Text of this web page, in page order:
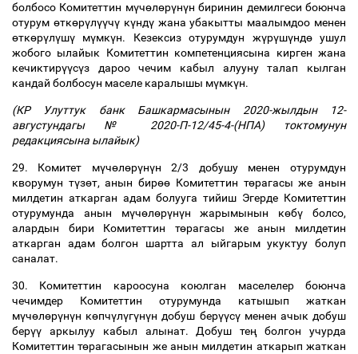
болбосо Комитеттин мүчөлөрүнүн биринин демилгеси боюнча
отурум өткөрүлүүчүкүндүжана убакытты маалымдоо менен
өткөрүлүшү мүмкүн. Кезексиз отурумдун жүрүшүндөушул
жобого ылайык Комитеттин компетенциясына кирген жана
кечиктирүүсүз дароо чечим кабыл алууну талап кылган
кандай болбосун маселе каралышы мүмкүн.
(КР Улуттук банк Башкармасынын 2020-жылдын 12-
августундагы № 2020-П-12/45-4-(НПА) токтомунун
редакциясына ылайык)
29. Комитет мүчөлөрүнүн 2/3 добушу менен отурумдун
кворумун түзөт, анын бирөө Комитеттин төрагасы же анын
милдетин аткарган адам болууга тийиш Эгерде Комитеттин
отурумунда анын мүчөлөрүнүн жарымынын көбү болсо,
алардын бири Комитеттин төрагасы же анын милдетин
аткарган адам болгон шартта ал ыйгарым укуктуу болуп
саналат.
30. Комитеттин кароосуна коюлган маселелер боюнча
чечимдер Комитеттин отурумунда катышып жаткан
мүчөлөрүнүн көпчүлүгүнүн добуш берүүсүменен ачык добуш
берүү аркылуу кабыл алынат. Добуш тең болгон учурда
Комитеттин төрагасынын же анын милдетин аткарып жаткан